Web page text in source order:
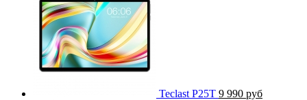
Teclast P25T 9 990 руб